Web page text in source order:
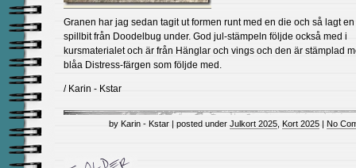
Granen har jag sedan tagit ut formen runt med en die och så lagt
spillbit från Doodelbug under. God jul-stämpeln följde också med i
kursmaterialet och är från Hänglar och vings och den är stämplad
blåa Distress-färgen som följde med.
/ Karin - Kstar
by Karin - Kstar | posted under Julkort 2025 Kort 2025 | No